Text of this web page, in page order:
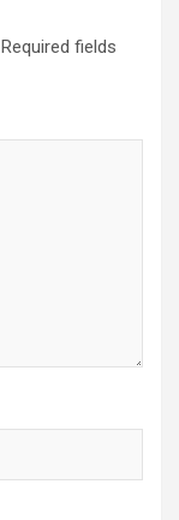
Required fields